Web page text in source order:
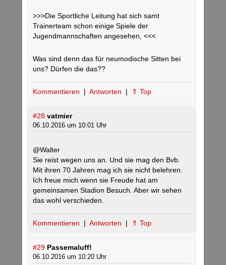
>>>Die Sportliche Leitung hat sich samt
Trainerteam schon einige Spiele der
Jugendmannschaften angesehen, <<<
Was sind denn das für neumodische Sitten bei
uns? Dürfen die das??
Kommentieren | Antworten | ⇑ Top
#28 vatmier
06.10.2016 um 10:01 Uhr
@Walter
Sie reist wegen uns an. Und sie mag den Bvb.
Mit ihren 70 Jahren mag ich sie nicht belehren.
Ich freue mich wenn sie Freude hat am
gemeinsamen Stadion Besuch. Aber wir sehen
das wohl verschieden.
Kommentieren | Antworten | ⇑ Top
#29 Passemaluff!
06.10.2016 um 10:20 Uhr